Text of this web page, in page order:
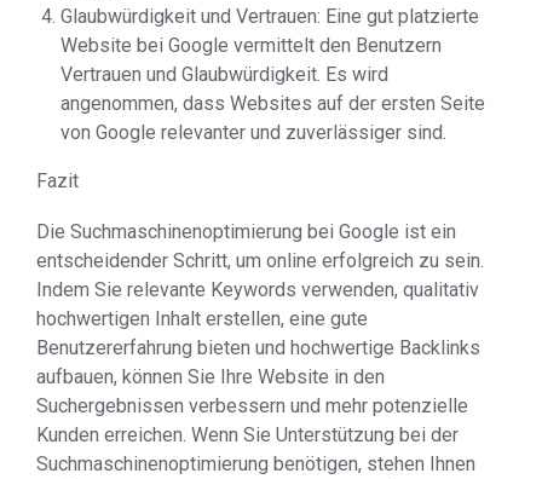
Glaubwürdigkeit und Vertrauen: Eine gut platzierte
Website bei Google vermittelt den Benutzern
Vertrauen und Glaubwürdigkeit. Es wird
angenommen, dass Websites auf der ersten Seite
von Google relevanter und zuverlässiger sind.
Fazit
Die Suchmaschinenoptimierung bei Google ist ein
entscheidender Schritt, um online erfolgreich zu sein.
Indem Sie relevante Keywords verwenden, qualitativ
hochwertigen Inhalt erstellen, eine gute
Benutzererfahrung bieten und hochwertige Backlinks
aufbauen, können Sie Ihre Website in den
Suchergebnissen verbessern und mehr potenzielle
Kunden erreichen. Wenn Sie Unterstützung bei der
Suchmaschinenoptimierung benötigen, stehen Ihnen